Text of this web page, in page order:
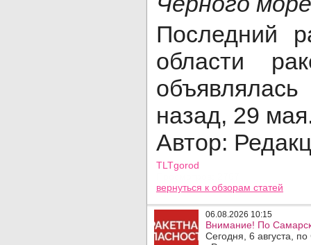
Последний
области
назад, 29
Автор:
TLTgorod
вернуться к обзорам статей
06.08.2026 10:15
Внимание! По
Сегодня, 6 августа,